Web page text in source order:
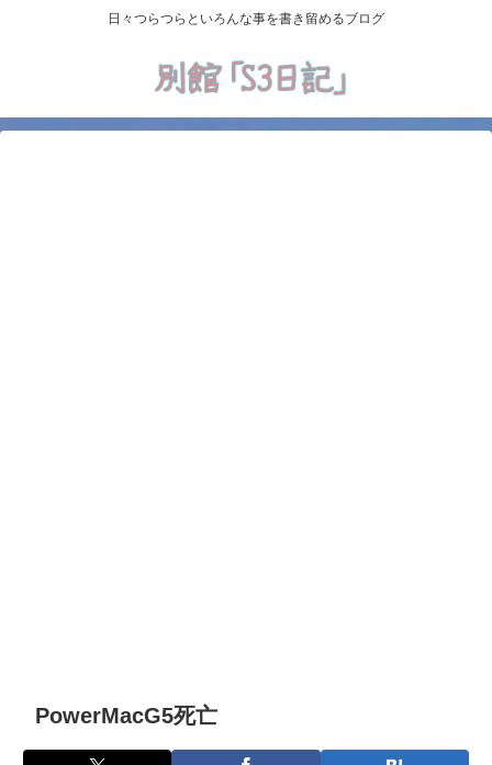
日々つらつらといろんな事を書き留めるブログ
PowerMacG5死亡